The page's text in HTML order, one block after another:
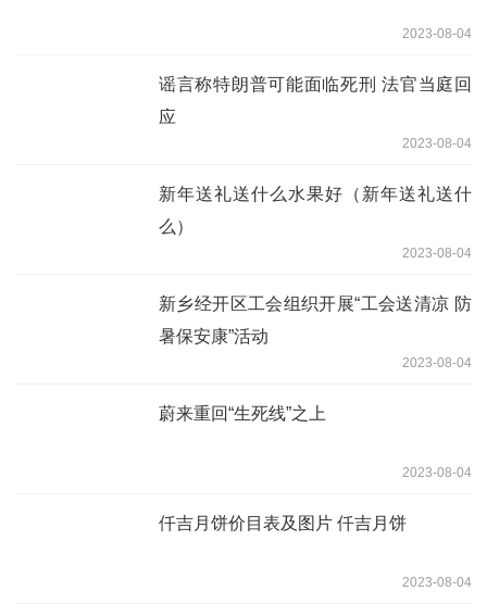
2023-08-04
谣言称特朗普可能面临死刑 法官当庭回
应
2023-08-04
新年送礼送什么水果好（新年送礼送什
么）
2023-08-04
新乡经开区工会组织开展“工会送清凉 防
暑保安康”活动
2023-08-04
蔚来重回“生死线”之上
2023-08-04
仟吉月饼价目表及图片 仟吉月饼
2023-08-04